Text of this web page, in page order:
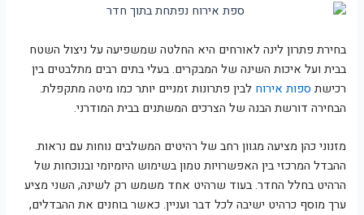
ארונות אמבטיה
מידע ושירות
בחירת פתרון לינה לאורחים היא החלטה שמשפיעה על ניצול השטח
בבית ועל איכות השינה של המבקרים. בעלי בתים רבים מתלבטים בין
רכישת ספות אירוח לבין פתרונות זמניים יותר כמו מיטה מתקפלת.
הבחירה דורשת הבנה של הצרכים המשתנים בבית המודרני.
מזנוני כהן מציעה מגוון רחב של רהיטים המשלבים נוחות עם נראות.
ההבדל המרכזי בין האפשרויות טמון בשימוש היומיומי ובנוכחות של
הרהיט בחלל החדר. בעוד שרהיט אחד משמש רק לשינה, השני מציע
ערך מוסף כרהיט ישיבה לכל דבר ועניין. כאשר בוחנים את ההבדלים,